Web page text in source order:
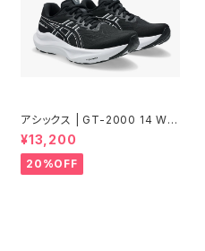
アシックス | GT-2000 14 WID
E | BLACK/WHITE | Women
¥13,200
20%OFF